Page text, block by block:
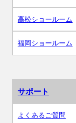
高松ショールーム
福岡ショールーム
サポート
よくあるご質問